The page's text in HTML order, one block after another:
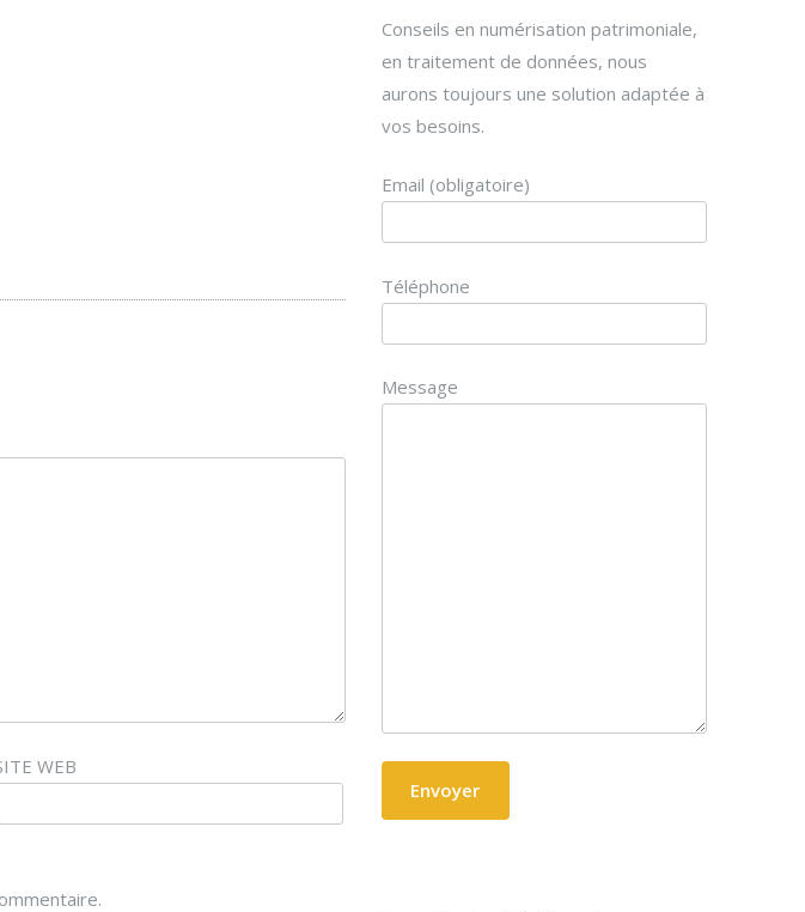
WEB
Conseils en numérisation patrimoniale,
en traitement de données, nous
aurons toujours une solution adaptée à
vos besoins.
Email (obligatoire)
Téléphone
Message